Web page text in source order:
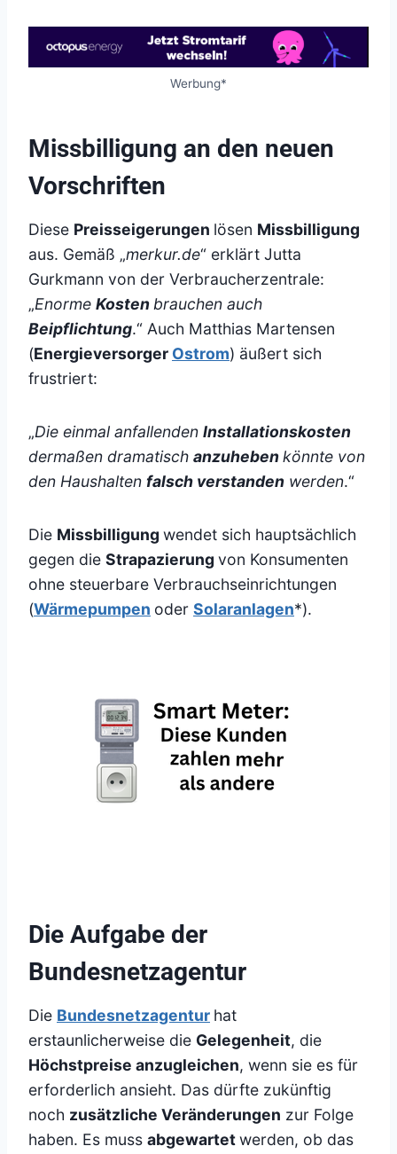
Werbung*
Missbilligung an den neuen
Vorschriften
Diese Preisseigerungen lösen Missbilligung
aus. Gemäß „merkur.de“ erklärt Jutta
Gurkmann von der Verbraucherzentrale:
„Enorme Kosten brauchen auch
Beipflichtung.“ Auch Matthias Martensen
(Energieversorger Ostrom) äußert sich
frustriert:
„Die einmal anfallenden Installationskosten
dermaßen dramatisch anzuhebenkönnte von
den Haushalten falsch verstanden werden.“
Die Missbilligung wendet sich hauptsächlich
gegen die Strapazierung von Konsumenten
ohne steuerbare Verbrauchseinrichtungen
(Wärmepumpen oder Solaranlagen*).
Die Aufgabe der
Bundesnetzagentur
Die Bundesnetzagentur hat
erstaunlicherweise die Gelegenheit, die
Höchstpreise anzugleichen, wenn sie es für
erforderlich ansieht. Das dürfte zukünftig
noch zusätzliche Veränderungen zur Folge
haben. Es muss abgewartetwerden, ob das